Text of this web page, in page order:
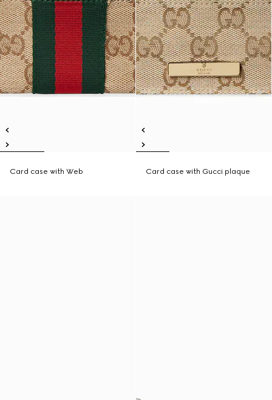
Card case with Web Card case with Gucci plaque